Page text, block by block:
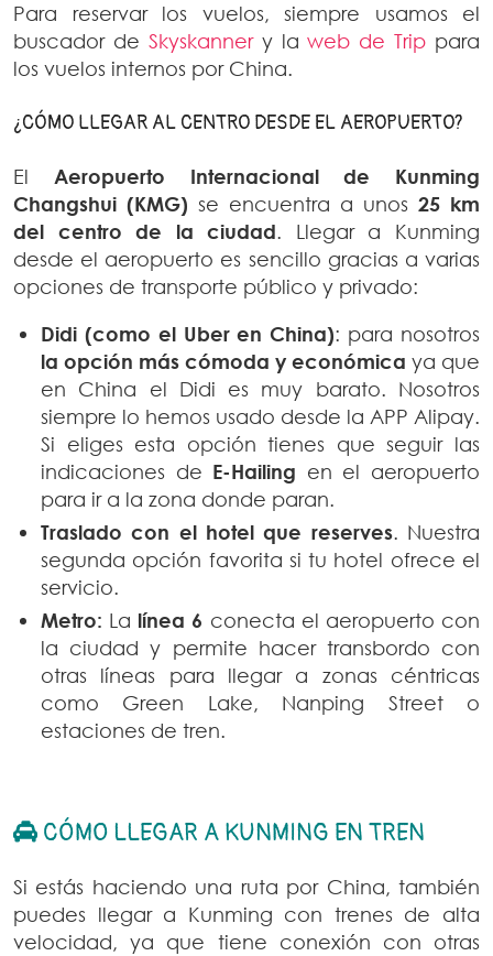
Para reservar los vuelos, siempre usamos el
buscador de Skyskannery laweb de Trip para
los vuelos internos por China.
¿CÓMO LLEGAR AL CENTRO DESDE EL AEROPUERTO?
El Aeropuerto Internacional de Kunming
Changshui (KMG) se encuentra a unos 25 km
del centro de la ciudad. Llegar a Kunming
desde el aeropuerto es sencillo gracias a varias
opciones de transporte público y privado:
Didi (como el Uber enChina): para nosotros
la opción más cómoda y económica ya que
en China el Didi es muy barato. Nosotros
siempre lo hemos usado desde la APP Alipay.
Si eliges esta opción tienes que seguir las
indicaciones de E-Hailing en el aeropuerto
para ir a la zona donde paran.
Traslado con el hotel que reserves. Nuestra
segunda opción favorita si tu hotel ofrece el
servicio.
Metro: La línea 6 conecta el aeropuerto con
la ciudad y permite hacer transbordo con
otras líneas para llegar a zonas céntricas
como Green Lake, Nanping Street o
estaciones de tren.
CÓMO LLEGAR A KUNMING EN TREN
Si estás haciendo una ruta por China, también
puedes llegar a Kunming con trenes de alta
velocidad, ya que tiene conexión con otras